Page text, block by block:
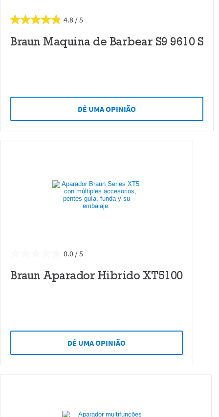
4.8
Braun Maquina de Barbear S9 9610 S
DÊ UMA OPINIÃO
0.0
Braun Aparador Hibrido XT5100
DÊ UMA OPINIÃO